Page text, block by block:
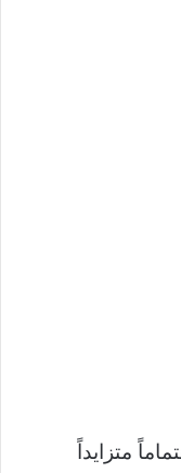
متزايداً